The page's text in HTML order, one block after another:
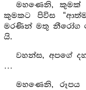
මහණෙනි,
කුමකට පිවිස
මරණින් මතු නීරෝග
යි.
වහන්ස, අපගේ
…
මහණෙනි,